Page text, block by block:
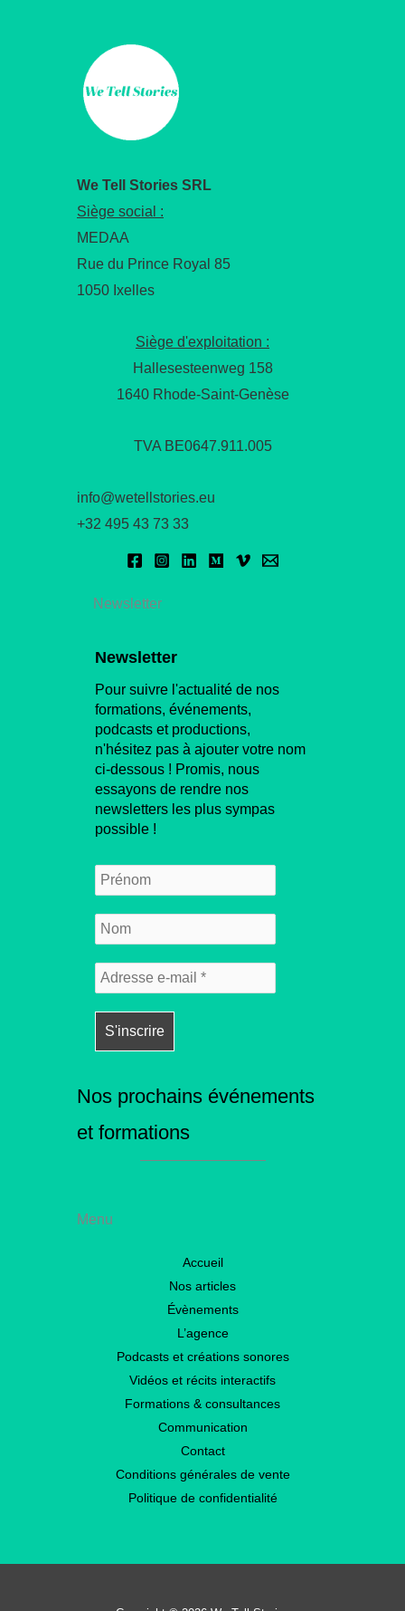
We Tell Stories SRL
Siège social :
MEDAA
Rue du Prince Royal 85
1050 Ixelles
Siège d'exploitation :
Hallesesteenweg 158
1640 Rhode-Saint-Genèse
TVA BE0647.911.005
info@wetellstories.eu
+32 495 43 73 33
Newsletter
Newsletter
Pour suivre l'actualité de nos
formations, événements,
podcasts et productions,
n'hésitez pas à ajouter votre nom
ci-dessous ! Promis, nous
essayons de rendre nos
newsletters les plus sympas
possible !
Nos prochains événements
et formations
Menu
Accueil
Nos articles
Évènements
L’agence
Podcasts et créations sonores
Vidéos et récits interactifs
Formations & consultances
Communication
Contact
Conditions générales de vente
Politique de confidentialité